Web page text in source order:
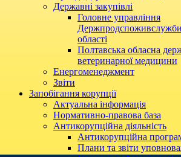
Державні закупівлі
Головне управління
Держпродспоживслужби
області
Полтавська обласна
ветеринарної медицини
Енергоменеджмент
Звіти
Запобігання корупції
Актуальна інформація
Нормативно-правова база
Антикорупційна діяльність
Антикорупційна
Плани та звіти